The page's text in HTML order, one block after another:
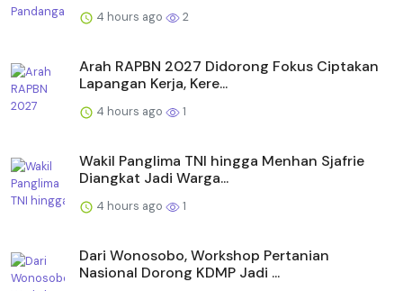
4 hours ago 2
Arah RAPBN 2027 Didorong Fokus Ciptakan
Lapangan Kerja, Kere...
4 hours ago 1
Wakil Panglima TNI hingga Menhan Sjafrie
Diangkat Jadi Warga...
4 hours ago 1
Dari Wonosobo, Workshop Pertanian
Nasional Dorong KDMP Jadi ...